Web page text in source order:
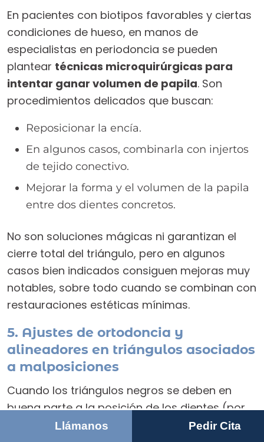
En pacientes con biotipos favorables y ciertas
condiciones de hueso, en manos de
especialistas en periodoncia se pueden
plantear técnicas microquirúrgicas para
intentar ganar volumen de papila. Son
procedimientos delicados que buscan:
Reposicionar la encía.
En algunos casos, combinarla con injertos
de tejido conectivo.
Mejorar la forma y el volumen de la papila
entre dos dientes concretos.
No son soluciones mágicas ni garantizan el
cierre total del triángulo, pero en algunos
casos bien indicados consiguen mejoras muy
notables, sobre todo cuando se combinan con
restauraciones estéticas mínimas.
5. Ajustes de ortodoncia y
alineadores en triángulos asociados
a malposiciones
Cuando los triángulos negros se deben en
buena parte a la posición de los dientes (por
ejemplo, incisivos muy inclinados o rotados),
Llámanos Pedir Cita